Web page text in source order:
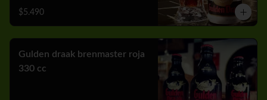
$5.490
Gulden draak brenmaster roja
330 cc